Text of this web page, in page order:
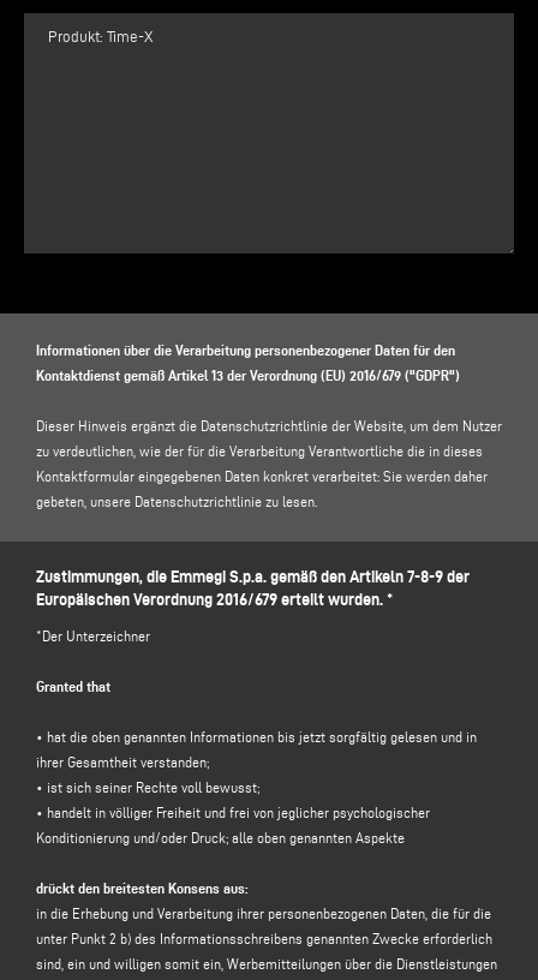
Informationen über die Verarbeitung personenbezogener Daten für den
Kontaktdienst gemäß Artikel 13 der Verordnung (EU) 2016/679 ("GDPR")
Dieser Hinweis ergänzt die Datenschutzrichtlinie der Website, um dem Nutzer
zu verdeutlichen, wie der für die Verarbeitung Verantwortliche die in dieses
Kontaktformular eingegebenen Daten konkret verarbeitet: Sie werden daher
gebeten, unsere Datenschutzrichtlinie zu lesen
DATENSCHUTZBEAUFTRAGTER
Inhaber der Datenverarbeitung: Emmegi S.p.a., in der Person ihres
gesetzlichen Vertreters pro tempore, mit Sitz in Via Archimede, 10 - 41019 -
01978870366.
Adresse:
voilap@amicadpo.eu
2. VERARBEITETE PERSONENBEZOGENE DATEN, ZWECK DER VERARBEITUNG
UND RECHTSGRUNDLAGE
Der für die Verarbeitung Verantwortliche verarbeitet Ihre persönlichen
Firmenname, Adresse, Stadt, Postleitzahl, Provinz, Bundesland, E-Mail-
Adresse, Telefonnummer), die Sie direkt durch Ausfüllen des
Datenerfassungsformulars im Abschnitt
" auf der Website des für
die Verarbeitung Verantwortlichen (www.emmegi.com, die Website") angeben.
Zustimmungen, die Emmegi S.p.a. gemäß den Artikeln 7-8-9 der
Europäischen Verordnung 2016/679 erteilt wurden. *
*Der Unterzeichner
Granted that
• hat die oben genannten Informationen bis jetzt sorgfältig gelesen und in
ihrer Gesamtheit verstanden;
• ist sich seiner Rechte voll bewusst;
• handelt in völliger Freiheit und frei von jeglicher psychologischer
Konditionierung und/oder Druck; alle oben genannten Aspekte
drückt den breitesten Konsens aus:
in die Erhebung und Verarbeitung ihrer personenbezogenen Daten, die für die
unter Punkt 2 b) des Informationsschreibens genannten Zwecke erforderlich
sind, ein und willigen somit ein, Werbemitteilungen über die Dienstleistungen